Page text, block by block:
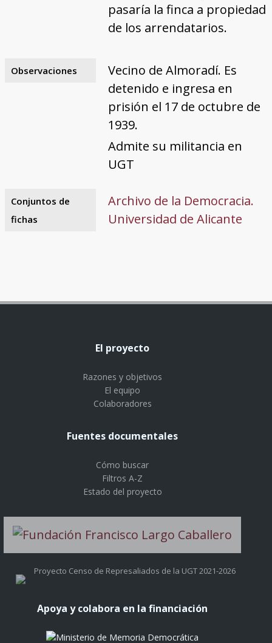
pasaría la finca a propiedad
de los arrendatarios.
Observaciones
Vecino de Almoradí. Es
detenido e ingresa en
prisión el 17 de octubre de
1939.
Admite su militancia en
UGT
Conjuntos de
fichas
Archivo de la Democracia.
Universidad de Alicante
El proyecto
Razones y objetivos
El equipo
Colaboradores
Fuentes documentales
Cómo buscar
Filtros A-Z
Estado del proyecto
Proyecto Censo de Represaliados de la UGT 2021-2026
Apoya y colabora en la financiación